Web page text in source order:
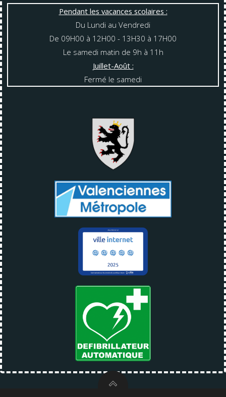
Pendant les vacances scolaires :
Du Lundi au Vendredi
De 09H00 à 12H00 - 13H30 à 17H00
Le samedi matin de 9h à 11h
Juillet-Août :
Fermé le samedi